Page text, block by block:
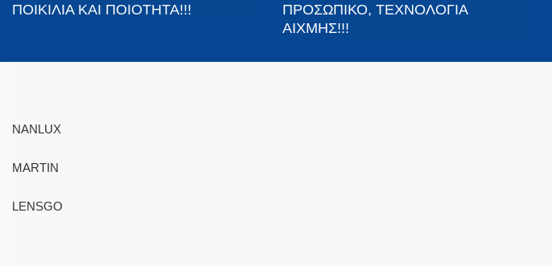
ΠΟΙΚΙΛΙΑ ΚΑΙ ΠΟΙΟΤΗΤΑ!!!
ΠΡΟΣΩΠΙΚΟ, ΤΕΧΝΟΛΟΓΙΑ
ΑΙΧΜΗΣ!!!
NANLUX
MARTIN
LENSGO